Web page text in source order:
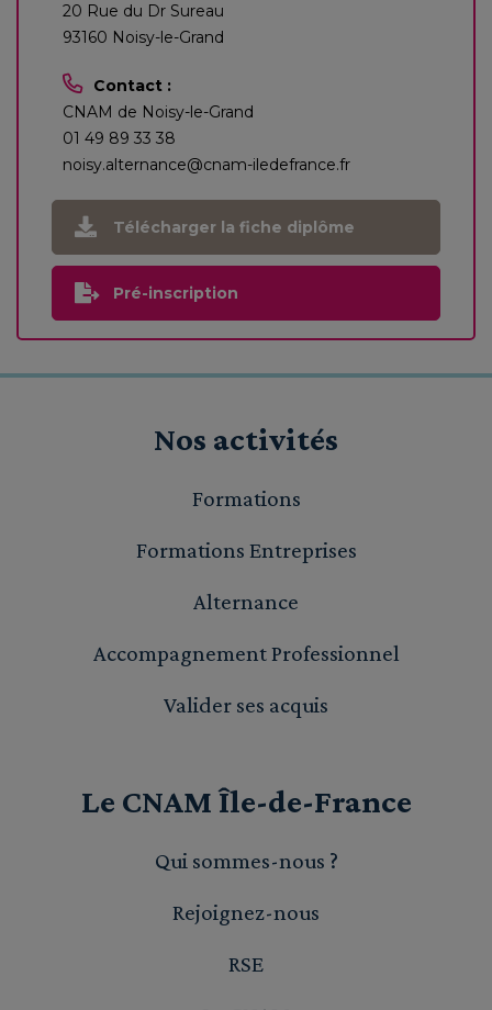
20 Rue du Dr Sureau
93160 Noisy-le-Grand
Contact :
CNAM de Noisy-le-Grand
01 49 89 33 38
noisy.alternance@cnam-iledefrance.fr
Télécharger la fiche diplôme
Pré-inscription
Nos activités
Formations
Formations Entreprises
Alternance
Accompagnement Professionnel
Valider ses acquis
Le CNAM Île-de-France
Qui sommes-nous ?
Rejoignez-nous
RSE